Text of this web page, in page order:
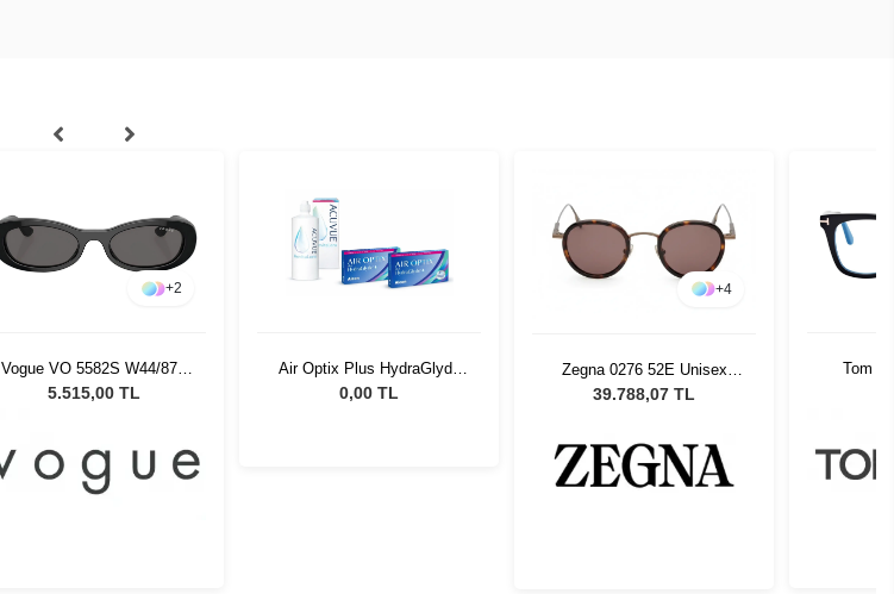
+2
Vogue VO 5582S W44/87 -
53 Kadın Güneş Gözlüğü
5.515,00 TL
Air Optix Plus HydraGlyde
Kombi Set 2 Kutu
0,00 TL
+4
Zegna 0276 52E Unisex
Güneş Gözlüğü
39.788,07 TL
Tom